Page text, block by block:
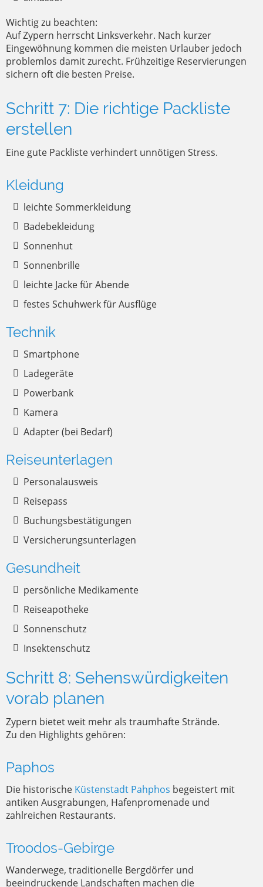
Wichtig zu beachten:
Auf Zypern herrscht Linksverkehr. Nach kurzer
Eingewöhnung kommen die meisten Urlauber jedoch
problemlos damit zurecht. Frühzeitige Reservierungen
sichern oft die besten Preise.
Schritt 7: Die richtige Packliste
erstellen
Eine gute Packliste verhindert unnötigen Stress.
Kleidung
leichte Sommerkleidung
Badebekleidung
Sonnenhut
Sonnenbrille
leichte Jacke für Abende
festes Schuhwerk für Ausflüge
Technik
Smartphone
Ladegeräte
Powerbank
Kamera
Adapter (bei Bedarf)
Reiseunterlagen
Personalausweis
Reisepass
Buchungsbestätigungen
Versicherungsunterlagen
Gesundheit
persönliche Medikamente
Reiseapotheke
Sonnenschutz
Insektenschutz
Schritt 8: Sehenswürdigkeiten
vorab planen
Zypern bietet weit mehr als traumhafte Strände.
Zu den Highlights gehören:
Paphos
Die historische Küstenstadt Pahphos begeistert mit
antiken Ausgrabungen, Hafenpromenade und
zahlreichen Restaurants.
Troodos-Gebirge
Wanderwege, traditionelle Bergdörfer und
beeindruckende Landschaften machen die